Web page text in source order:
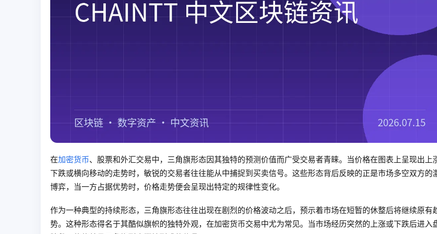
在加密货币、股票和外汇交易中，三角旗形态因其独特的预测价值而广受交易者青睐。当价格在图表上呈现出上
下跌或横向移动的走势时，敏锐的交易者往往能从中捕捉到买卖信号。这些形态背后反映的正是市场多空双方的
博弈，当一方占据优势时，价格走势便会呈现出特定的规律性变化。
作为一种典型的持续形态，三角旗形态往往出现在剧烈的价格波动之后，预示着市场在短暂的休整后将继续原有
势。这种形态得名于其酷似旗帜的独特外观，在加密货币交易中尤为常见。当市场经历突然的上涨或下跌后进入